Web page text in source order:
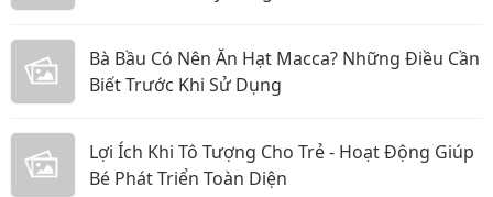
Bà Bầu Có Nên Ăn Hạt Macca? Những Điều Cần
Biết Trước Khi Sử Dụng
Lợi Ích Khi Tô Tượng Cho Trẻ - Hoạt Động Giúp
Bé Phát Triển Toàn Diện